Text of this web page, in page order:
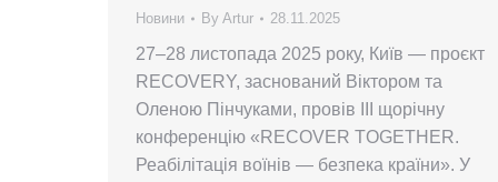
Новини By Artur 28.11.2025
27–28 листопада 2025 року, Київ — проєкт
RECOVERY, заснований Віктором та
Оленою Пінчуками, провів ІІІ щорічну
конференцію «RECOVER TOGETHER.
Реабілітація воїнів — безпека країни». У